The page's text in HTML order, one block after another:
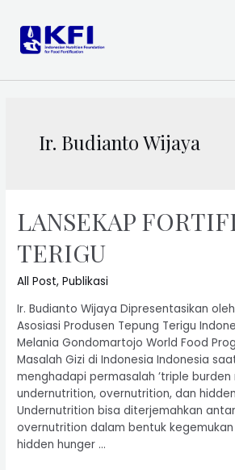
Ir. Budianto Wijaya
LANSEKAP
TERIGU
All Post,Publikasi
Ir. Budianto Wijaya Dipresentasikan
Asosiasi Produsen Tepung Terigu
Melania Gondomartojo World Food
Masalah Gizi di Indonesia Indonesia
menghadapi permasalah ’triple burden
undernutrition, overnutrition, dan
Undernutrition bisa diterjemahkan
overnutrition dalam bentuk
hidden hunger …